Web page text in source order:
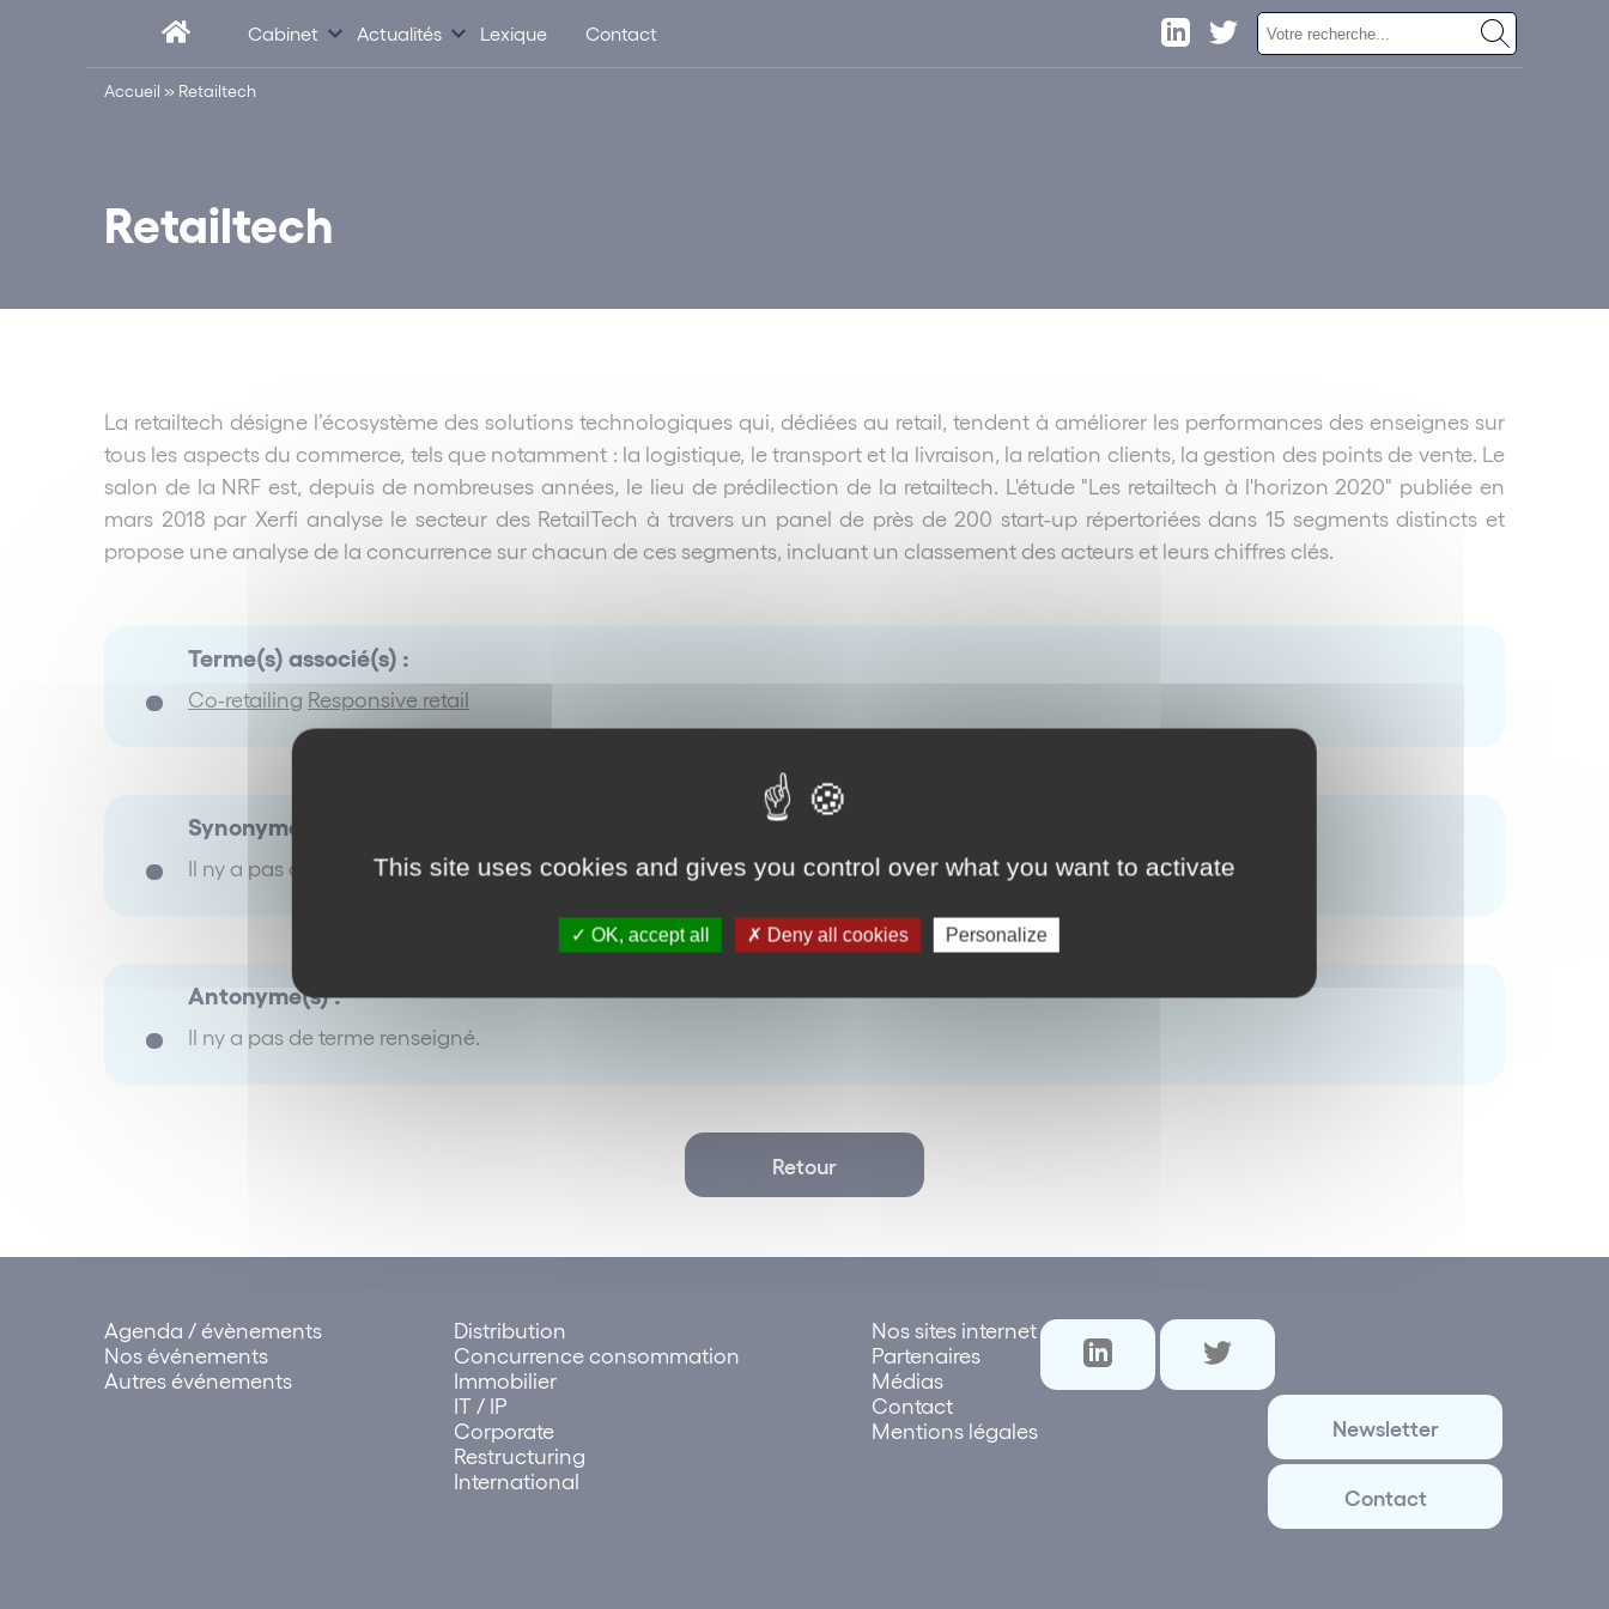
Cabinet Actualités Lexique Contact
Accueil » Retailtech
Retailtech
La retailtech désigne l’écosystème des solutions technologiques qui, dédiées au retail, tendent à améliorer les performances des enseignes sur
tous les aspects du commerce, tels que notamment : la logistique, le transport et la livraison, la relation clients, la gestion des points de vente. Le
salon de la NRF est, depuis de nombreuses années, le lieu de prédilection de la retailtech. L'étude "Les retailtech à l'horizon 2020" publiée en
mars 2018 par Xerfi analyse le secteur des RetailTech à travers un panel de près de 200 start-up répertoriées dans 15 segments distincts et
propose une analyse de la concurrence sur chacun de ces segments, incluant un classement des acteurs et leurs chiffres clés.
Terme(s) associé(s) :
Co-retailing Responsive retail
Synonyme(s) :
Il ny a pas de terme renseigné.
Antonyme(s) :
Il ny a pas de terme renseigné.
Retour
Agenda / évènements
Nos événements
Autres événements
Distribution
Concurrence consommation
Immobilier
IT / IP
Corporate
Restructuring
International
Nos sites internet
Partenaires
Médias
Contact
Mentions légales
Newsletter
Contact
This site uses cookies and gives you control over what you want to activate
OK, accept all Deny all cookies Personalize